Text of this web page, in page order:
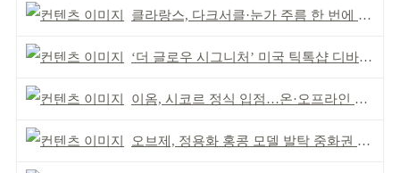
클라랑스, 다크서클·눈가 주름 한 번에 더블 케어
‘더 글로우 시그니처’ 미국 틱톡샵 디바이스 부문 1위
이옴, 시코르 정식 입점…온·오프라인 유통망 확대
오브제, 정용화 홍콩 모델 발탁 중화권 공략 강화